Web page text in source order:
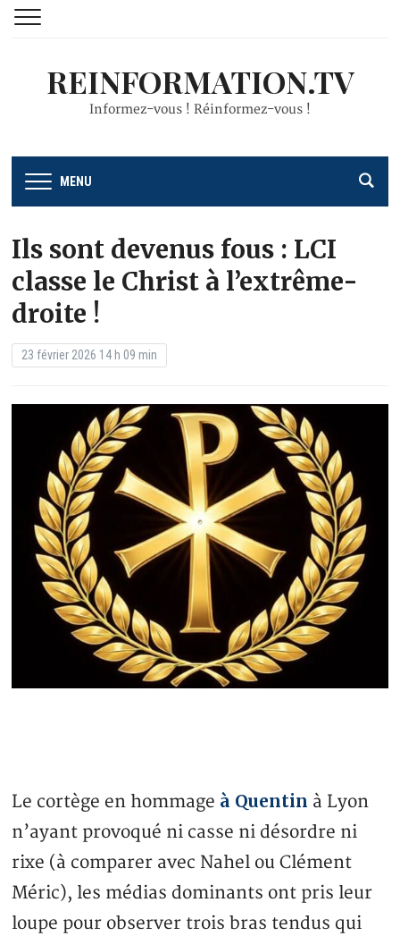
REINFORMATION.TV
Informez-vous ! Réinformez-vous !
MENU
Ils sont devenus fous : LCI
classe le Christ à l’extrême-
droite !
23 février 2026 14 h 09 min
Le cortège en hommage à Quentin à Lyon
n’ayant provoqué ni casse ni désordre ni
rixe (à comparer avec Nahel ou Clément
Méric), les médias dominants ont pris leur
loupe pour observer trois bras tendus qui